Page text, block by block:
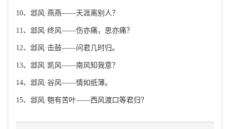
10、邶风·燕燕——天涯离别人？
11、邶风·终风——伤亦痛，思亦痛？
12、邶风·击鼓——问君几时归。
13、邶风·凯风——南风知我意？
14、邶风·谷风——情如纸薄。
15、邶风·匏有苦叶——西风渡口等君归？